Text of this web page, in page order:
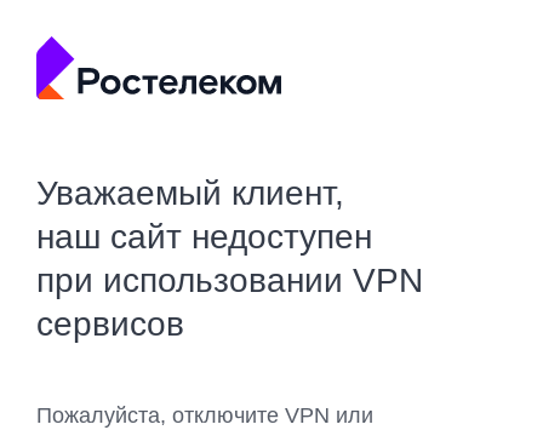
Уважаемый клиент,
наш сайт недоступен
при использовании VPN
сервисов
Пожалуйста, отключите VPN или